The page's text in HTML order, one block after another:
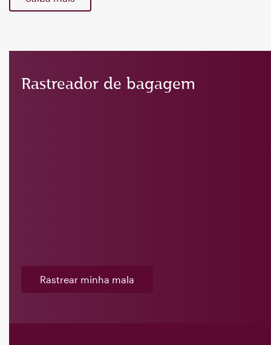
Rastreador de bagagem
Rastrear minha mala